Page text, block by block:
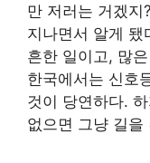
만 저러는 거겠지
지나면서 알게 됐
흔한 일이고, 많
한국에서는 신호
것이 당연하다.
없으면 그냥 길